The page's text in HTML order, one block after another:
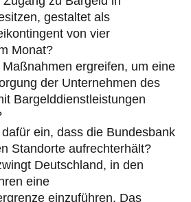
gestaltet als
von vier
Monat?
ergreifen, um eine
der Unternehmen des
Bargelddienstleistungen
ein, dass die Bundesbank
Standorte aufrechterhält?
Deutschland, in den
eine
einzuführen. Das